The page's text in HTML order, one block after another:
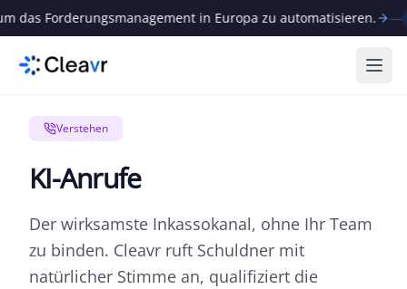
Forderungsmanagement in Europa zu automatisieren. — Neu
Verstehen
KI-Anrufe
Der wirksamste Inkassokanal, ohne Ihr Team
zu binden. Cleavr ruft Schuldner mit
natürlicher Stimme an, qualifiziert die